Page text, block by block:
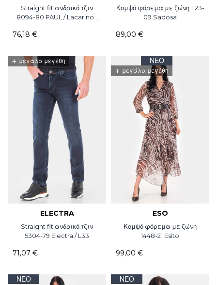
Straight fit ανδρικό τζιν
8094-80 PAUL / Lacarino /
76,18 €
Κομψό φόρεμα με ζώνη 1123-
09 Sadosa
89,00 €
+ μεγάλα μεγέθη
ELECTRA
Straight fit ανδρικό τζιν
5304-79 Electra / L33
71,07 €
ΝΈΟ
+ μεγάλα μεγέθη
ESO
Κομψό φόρεμα με ζώνη
1448-21 Esito
99,00 €
ΝΈΟ ΝΈΟ